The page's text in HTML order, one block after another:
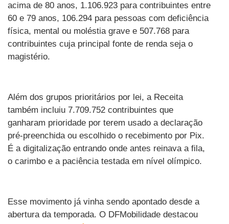
acima de 80 anos, 1.106.923 para contribuintes entre
60 e 79 anos, 106.294 para pessoas com deficiência
física, mental ou moléstia grave e 507.768 para
contribuintes cuja principal fonte de renda seja o
magistério.
Além dos grupos prioritários por lei, a Receita
também incluiu 7.709.752 contribuintes que
ganharam prioridade por terem usado a declaração
pré-preenchida ou escolhido o recebimento por Pix.
É a digitalização entrando onde antes reinava a fila,
o carimbo e a paciência testada em nível olímpico.
Esse movimento já vinha sendo apontado desde a
abertura da temporada. O DFMobilidade destacou